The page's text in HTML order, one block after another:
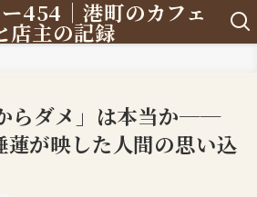
454｜港町のカフェ
店主の記録
らダメ」は本当か──
蓮が映した人間の思い込